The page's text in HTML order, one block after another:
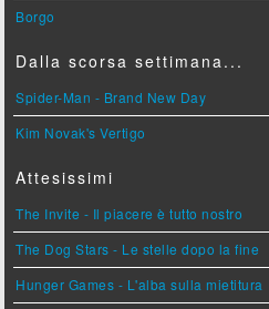
Borgo
Dalla scorsa settimana...
Spider-Man - Brand New Day
Kim Novak's Vertigo
Attesissimi
The Invite - Il piacere è tutto nostro
The Dog Stars - Le stelle dopo la fine
Hunger Games - L'alba sulla mietitura